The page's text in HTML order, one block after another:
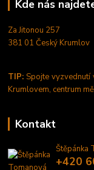
Kde nás
Za Jitonou 257
381 01 Český Krumlov
TIP: Spojte vyzvednutí
Krumlovem, centrum
Kontakt
Štěpánka
+420